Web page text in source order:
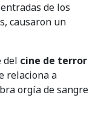
de los
causaron un
del cine de terror
relaciona a
orgía de sangre